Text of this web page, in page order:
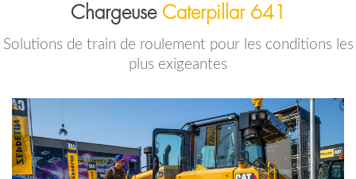
Chargeuse Caterpillar 641
Solutions de train de roulement pour les conditions les
plus exigeantes